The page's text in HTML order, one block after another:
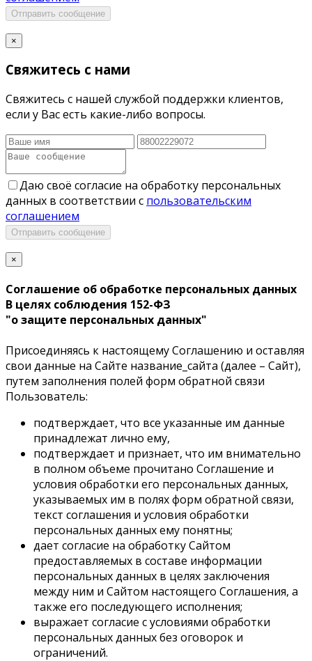
Отправить сообщение
×
Свяжитесь с нами
Свяжитесь с нашей службой поддержки клиентов,
если у Вас есть какие-либо вопросы.
Даю своё согласие на обработку персональных
данных в соответствии с пользовательским
соглашением
Отправить сообщение
×
Соглашение об обработке персональных данных
В целях соблюдения 152-ФЗ
"о защите персональных данных"
Присоединяясь к настоящему Соглашению и оставляя
свои данные на Сайте название_сайта (далее – Сайт),
путем заполнения полей форм обратной связи
Пользователь:
подтверждает, что все указанные им данные
принадлежат лично ему,
подтверждает и признает, что им внимательно
в полном объеме прочитано Соглашение и
условия обработки его персональных данных,
указываемых им в полях форм обратной связи,
текст соглашения и условия обработки
персональных данных ему понятны;
дает согласие на обработку Сайтом
предоставляемых в составе информации
персональных данных в целях заключения
между ним и Сайтом настоящего Соглашения, а
также его последующего исполнения;
выражает согласие с условиями обработки
персональных данных без оговорок и
ограничений.